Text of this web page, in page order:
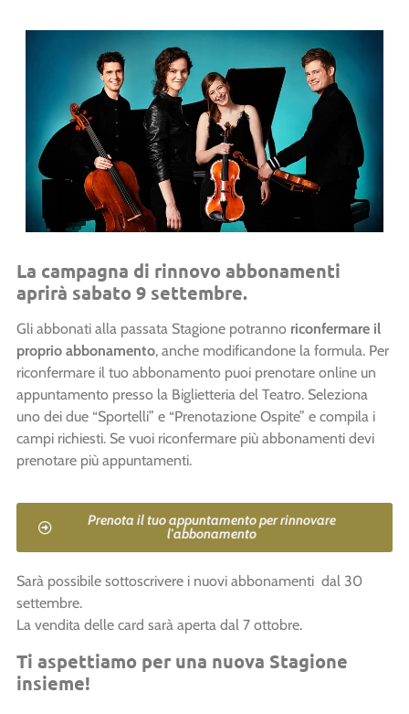
La campagna di rinnovo abbonamenti
aprirà sabato 9 settembre.
Gli abbonati alla passata Stagione potranno riconfermare il
proprio abbonamento, anche modificandone la formula. Per
riconfermare il tuo abbonamento puoi prenotare online un
appuntamento presso la Biglietteria del Teatro. Seleziona
uno dei due “Sportelli” e “Prenotazione Ospite” e compila i
campi richiesti. Se vuoi riconfermare più abbonamenti devi
prenotare più appuntamenti.
Prenota il tuo appuntamento per rinnovare
l'abbonamento
Sarà possibile sottoscrivere i nuovi abbonamenti dal 30
settembre.
La vendita delle card sarà aperta dal 7 ottobre.
Ti aspettiamo per una nuova Stagione
insieme!